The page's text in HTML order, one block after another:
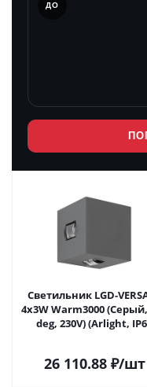
ДО
Светильник LGD-
4x3W Warm3000
deg, 230V) (Arlight,
26 110.88₽/шт